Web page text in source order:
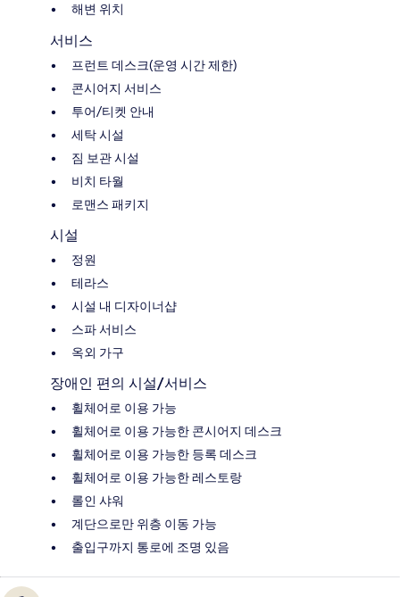
해변 위치
서비스
프런트 데스크(운영 시간 제한)
콘시어지 서비스
투어/티켓 안내
세탁 시설
짐 보관 시설
비치 타월
로맨스 패키지
시설
정원
테라스
시설 내 디자이너샵
스파 서비스
옥외 가구
장애인 편의 시설/서비스
휠체어로 이용 가능
휠체어로 이용 가능한 콘시어지 데스크
휠체어로 이용 가능한 등록 데스크
휠체어로 이용 가능한 레스토랑
롤인 샤워
계단으로만 위층 이동 가능
출입구까지 통로에 조명 있음